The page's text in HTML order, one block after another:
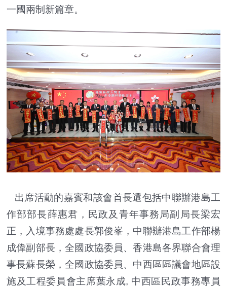
一國兩制新篇章。
出席活動的嘉賓和該會首長還包括中聯辦港島工
作部部長薛惠君，民政及青年事務局副局長梁宏
正，入境事務處處長郭俊峯，中聯辦港島工作部楊
成偉副部長，全國政協委員、香港島各界聯合會理
事長蘇長榮，全國政協委員、中西區區議會地區設
施及工程委員會主席葉永成, 中西區民政事務專員